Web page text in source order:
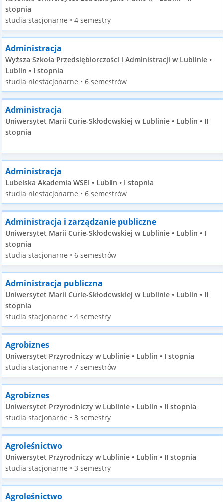
stopnia
studia stacjonarne • 4 semestry
Administracja
Wyższa Szkoła Przedsiębiorczości i Administracji w Lublinie •
Lublin • I stopnia
studia niestacjonarne • 6 semestrów
Administracja
Uniwersytet Marii Curie-Skłodowskiej w Lublinie • Lublin • II
stopnia
Administracja
Lubelska Akademia WSEI • Lublin • I stopnia
studia niestacjonarne • 6 semestrów
Administracja i zarządzanie publiczne
Uniwersytet Marii Curie-Skłodowskiej w Lublinie • Lublin • I
stopnia
studia stacjonarne • 6 semestrów
Administracja publiczna
Uniwersytet Marii Curie-Skłodowskiej w Lublinie • Lublin • II
stopnia
studia stacjonarne • 4 semestry
Agrobiznes
Uniwersytet Przyrodniczy w Lublinie • Lublin • I stopnia
studia stacjonarne • 7 semestrów
Agrobiznes
Uniwersytet Przyrodniczy w Lublinie • Lublin • II stopnia
studia stacjonarne • 3 semestry
Agroleśnictwo
Uniwersytet Przyrodniczy w Lublinie • Lublin • II stopnia
studia stacjonarne • 3 semestry
Agroleśnictwo